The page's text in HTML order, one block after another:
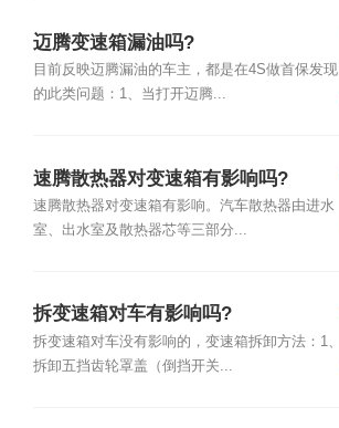
迈腾变速箱漏油吗?
目前反映迈腾漏油的车主，都是在4S做首保发现
的此类问题：1、当打开迈腾...
速腾散热器对变速箱有影响吗?
速腾散热器对变速箱有影响。汽车散热器由进水
室、出水室及散热器芯等三部分...
拆变速箱对车有影响吗?
拆变速箱对车没有影响的，变速箱拆卸方法：1、
拆卸五挡齿轮罩盖（倒挡开关...